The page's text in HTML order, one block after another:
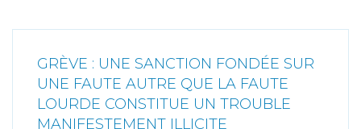
GRÈVE : UNE SANCTION FONDÉE SUR
UNE FAUTE AUTRE QUE LA FAUTE
LOURDE CONSTITUE UN TROUBLE
MANIFESTEMENT ILLICITE